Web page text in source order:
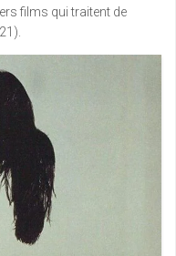
films qui traitent de